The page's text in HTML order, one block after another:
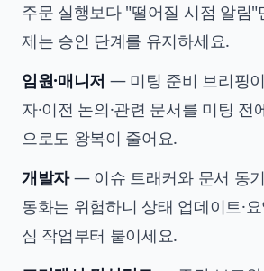
주문 실행보다 "떨어질 시점 알림"
제는 승인 단계를 유지하세요.
임원·매니저 — 미팅 준비 브리핑
자·이전 논의·관련 문서를 미팅 전
으로도 왕복이 줄어요.
개발자— 이슈 트래커와 문서 동
동화는 위험하니 상태 업데이트·
심 작업부터 붙이세요.